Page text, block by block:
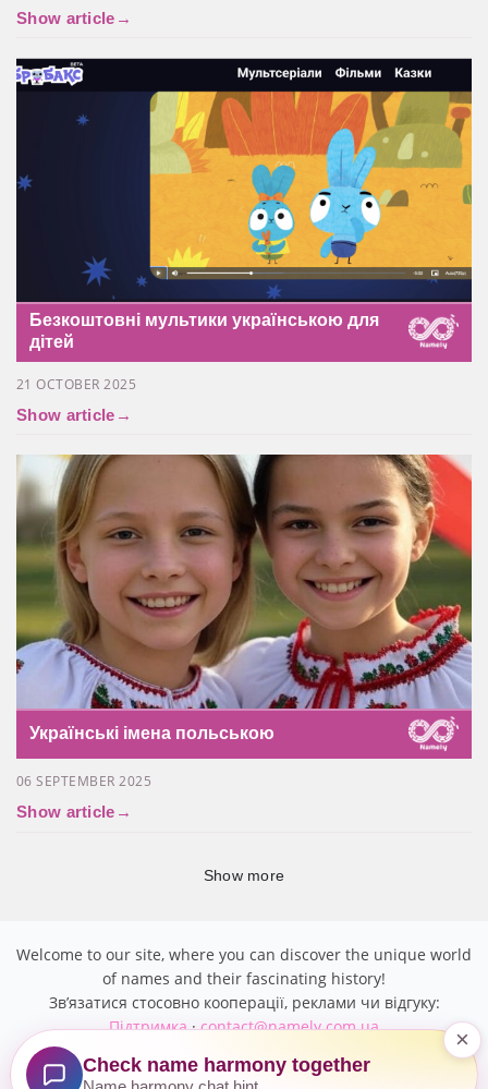
Show article →
Безкоштовні мультики українською для
дітей
21 OCTOBER 2025
Show article →
Українські імена польською
06 SEPTEMBER 2025
Show article →
Show more
Welcome to our site, where you can discover the unique world
of names and their fascinating history!
Звʼязатися стосовно кооперації, реклами чи відгуку:
Підтримка·contact@namely.com.ua
Check name harmony together
×